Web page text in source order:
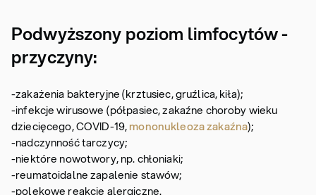
Podwyższony poziom limfocytów -
przyczyny:
-zakażenia bakteryjne (krztusiec, gruźlica, kiła);
-infekcje wirusowe (półpasiec, zakaźne choroby wieku
dziecięcego, COVID-19,mononukleoza zakaźna);
-nadczynność tarczycy;
-niektóre nowotwory, np. chłoniaki;
-reumatoidalne zapalenie stawów;
-polekowe reakcje alergiczne.